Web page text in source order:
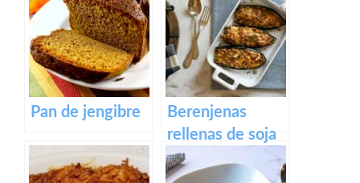
ROJO
Pan de jengibre
Berenjenas
rellenas de soja
texturizada